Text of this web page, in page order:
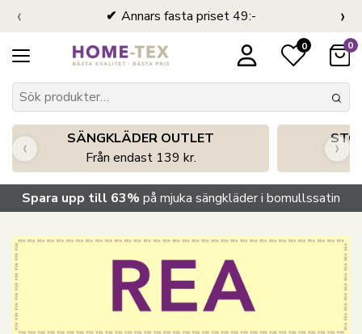
Annars fasta priset 49:-
‹ ›
0 0
SÄNGKLÄDER OUTLET
Från endast 139 kr.
‹ ›
Spara upp till 63% på mjuka sängkläder i bomullssatin